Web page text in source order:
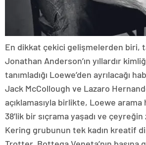
En dikkat çekici gelişmelerden biri,
Jonathan Anderson’ın yıllardır
tanımladığı Loewe’den ayrılacağı
Jack McCollough ve Lazaro
açıklamasıyla birlikte, Loewe
38’lik bir sıçrama yaşadı ve
Kering grubunun tek kadın kreatif